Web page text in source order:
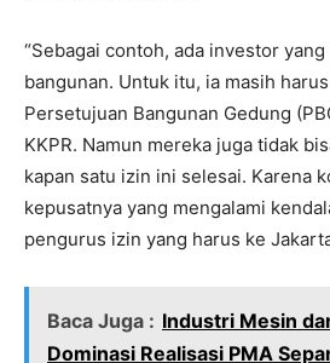
“Sebagai contoh, ada investor
bangunan. Untuk itu, ia masih
Persetujuan Bangunan Gedung
KKPR. Namun mereka juga tidak
kapan satu izin ini selesai. Karena
kepusatnya yang mengalami
pengurus izin yang harus ke
Baca Juga : Industri Mesin
Dominasi Realisasi PMA